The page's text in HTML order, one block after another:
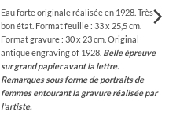
Eau forte originale réalisée en 1928. Très
bon état. Format feuille : 33 x 25,5 cm.
Format gravure : 30 x 23 cm. Original
antique engraving of 1928. Belle épreuve
sur grand papier avant la lettre.
Remarques sous forme de portraits de
femmes entourant la gravure réalisée par
l’artiste.